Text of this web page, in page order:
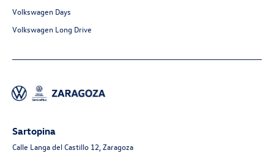
Volkswagen Days
Volkswagen Long Drive
Sartopina
Calle Langa del Castillo 12, Zaragoza